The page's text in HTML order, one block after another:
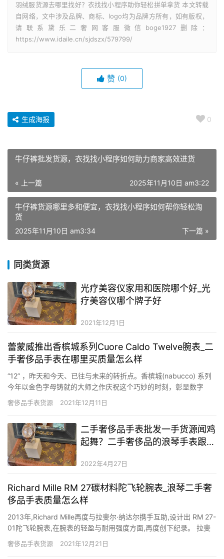
羽绒服货源去哪里找好？衣找找小程序助你轻松拼单拿货 本文转载
自网络，文中涉及品牌、商标、logo均为品牌方所有，如有版权，
请联系黛乐二奢网客服微信boge1927删除：
https://www.idaile.cn/sjdszx/579799/
赞 (0)
0
生成海报
牛仔裤批发货源，衣找找小程序如何助力商家高效进货
« 上一篇 2025年11月10日 am3:22
牛仔裤货源哪里多和便宜，衣找找小程序如何帮你轻松淘
货
下一篇 »
2025年11月10日 am3:34
同类货源
光疗美容仪家用和医院哪个好​_光
疗美容仪哪个牌子好
2021年12月1日
蕾蒙威推出香槟城系列Cuore Caldo Twelve腕表_二
手奢侈品手表在哪里买质量怎么样
“12” ，昨天和今天、已往与未来的转折点。香槟城(nabucco) 系列
今年以金色字母铸就的大师之作庆祝这个巧妙的时刻，彰显数字
“12” 的怪异寄义。蕾蒙威(RAYMOND WEIL)香槟城Cuore Caldo
Twelve 腕表就以这种方式横空出世，强调每一天都无比珍贵。 香槟
奢侈品手表货源 2021年12月11日
二手奢侈品手表批发一手货源闻鸡
起舞？二手奢侈品的浪琴手表跟真
手表是真的吗
2022年4月27日
Richard Mille RM 27碳材料陀飞轮腕表_浪琴二手奢
侈品手表质量怎么样
2013年,Richard Mille再度与拉斐尔·纳达尔携手互助,设计出 RM 27-
01陀飞轮腕表,在腕表的轻盈与耐用强度方面,再度创下纪录。 拉斐
尔纳达尔与 Richard Mille的互助开启了乐成的扉页:在网球场上,来自
马略卡的纳达尔在2012年第七度蝉 联法网冠军;在腕表方面,Richa…
奢侈品手表货源 2021年12月21日